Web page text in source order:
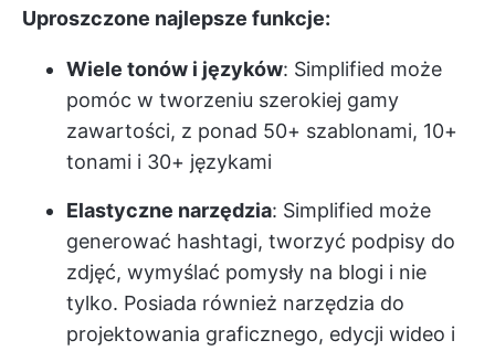
Uproszczone najlepsze funkcje:
Wiele tonów i języków: Simplified może
pomóc w tworzeniu szerokiej gamy
zawartości, z ponad 50+ szablonami, 10+
tonami i 30+ językami
Elastyczne narzędzia: Simplified może
generować hashtagi, tworzyć podpisy do
zdjęć, wymyślać pomysły na blogi i nie
tylko. Posiada również narzędzia do
projektowania graficznego, edycji wideo i